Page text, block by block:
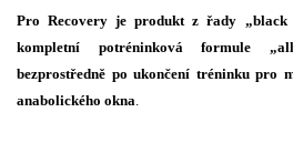
Pro Recovery je produkt z řady
kompletní potréninková formule
bezprostředně po ukončení tréninku pro
anabolického okna